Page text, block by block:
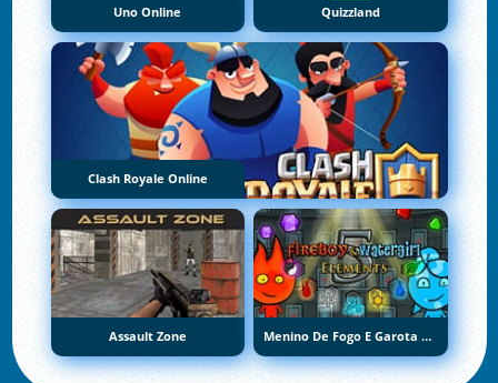
Uno Online Quizzland
Clash Royale Online
Assault Zone Menino De Fogo E Garota De Água 5: Elementos